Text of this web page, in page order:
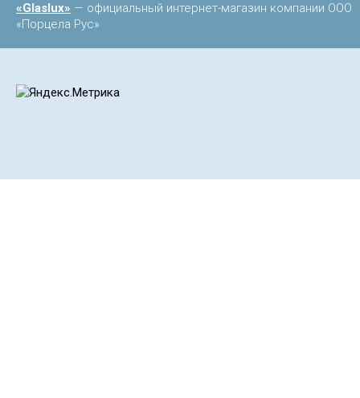
«Glaslux» — официальный интернет-магазин компании ООО
«Порцела Рус»